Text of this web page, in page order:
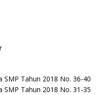
Tahun 2018 No. 36-40
Tahun 2018 No. 31-35